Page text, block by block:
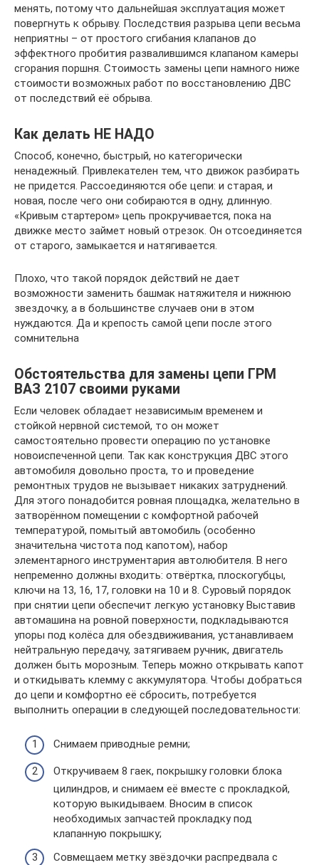
менять, потому что дальнейшая эксплуатация может
повергнуть к обрыву. Последствия разрыва цепи весьма
неприятны – от простого сгибания клапанов до
эффектного пробития развалившимся клапаном камеры
сгорания поршня. Стоимость замены цепи намного ниже
стоимости возможных работ по восстановлению ДВС
от последствий её обрыва.
Как делать НЕ НАДО
Способ, конечно, быстрый, но категорически
ненадежный. Привлекателен тем, что движок разбирать
не придется. Рассоединяются обе цепи: и старая, и
новая, после чего они собираются в одну, длинную.
«Кривым стартером» цепь прокручивается, пока на
движке место займет новый отрезок. Он отсоединяется
от старого, замыкается и натягивается.
Плохо, что такой порядок действий не дает
возможности заменить башмак натяжителя и нижнюю
звездочку, а в большинстве случаев они в этом
нуждаются. Да и крепость самой цепи после этого
сомнительна
Обстоятельства для замены цепи ГРМ
ВАЗ 2107 своими руками
Если человек обладает независимым временем и
стойкой нервной системой, то он может
самостоятельно провести операцию по установке
новоиспеченной цепи. Так как конструкция ДВС этого
автомобиля довольно проста, то и проведение
ремонтных трудов не вызывает никаких затруднений.
Для этого понадобится ровная площадка, желательно в
затворённом помещении с комфортной рабочей
температурой, помытый автомобиль (особенно
значительна чистота под капотом), набор
элементарного инструментария автолюбителя. В него
непременно должны входить: отвёртка, плоскогубцы,
ключи на 13, 16, 17, головки на 10 и 8. Суровый порядок
при снятии цепи обеспечит легкую установку Выставив
автомашина на ровной поверхности, подкладываются
упоры под колёса для обездвиживания, устанавливаем
нейтральную передачу, затягиваем ручник, двигатель
должен быть морозным. Теперь можно открывать капот
и откидывать клемму с аккумулятора. Чтобы добраться
до цепи и комфортно её сбросить, потребуется
выполнить операции в следующей последовательности:
Снимаем приводные ремни;
Откручиваем 8 гаек, покрышку головки блока
цилиндров, и снимаем её вместе с прокладкой,
которую выкидываем. Вносим в список
необходимых запчастей прокладку под
клапанную покрышку;
Совмещаем метку звёздочки распредвала с